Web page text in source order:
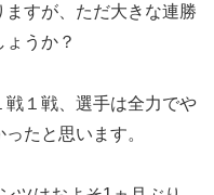
すが、ただ大きな連勝
うか？
戦１戦、選手は全力でや
たと思います。